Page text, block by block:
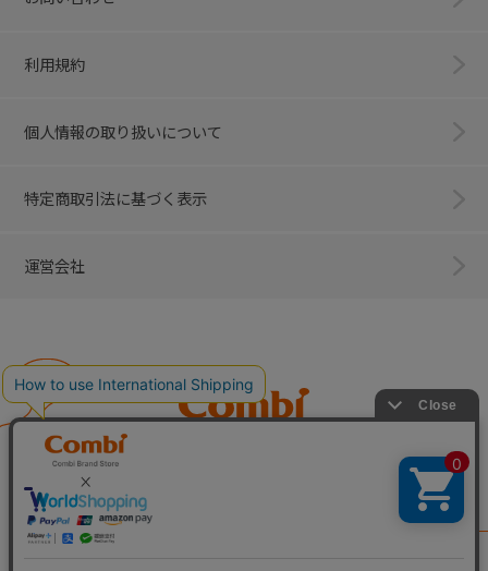
利用規約
個人情報の取り扱いについて
特定商取引法に基づく表示
運営会社